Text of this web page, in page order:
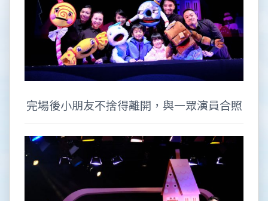
完場後小朋友不捨得離開，與一眾演員合照